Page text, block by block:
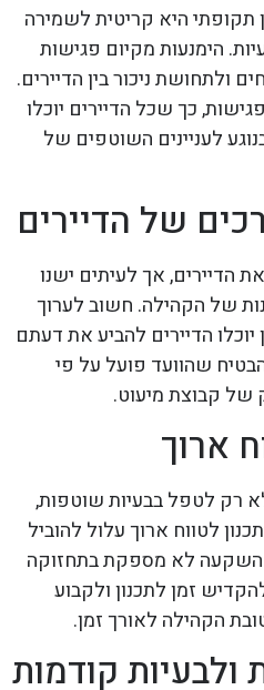
תקופתי היא קריטית לשמירה
הימנעות מקיום פגישות
ולתחושת ניכור בין הדיירים.
כך שכל הדיירים יוכלו
לעניינים השוטפים של
של הדיירים
הדיירים, אך לעיתים ישנו
של הקהילה. חשוב לערוך
הדיירים להביע את דעתם
שהוועד פועל על פי
קבוצת מיעוט.
ארוך
רק לטפל בבעיות שוטפות,
לטווח ארוך עלול להוביל
השקעה לא מספקת בתחזוקה
זמן לתכנון ולקבוע
הקהילה לאורך זמן.
ולבעיות קודמות